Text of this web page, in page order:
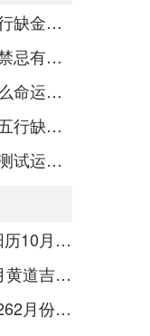
五行缺金的人是不是没有财运 五行缺金的人命运好不好
五行缺火的人需要注意什么 风水禁忌有哪些
五行属什么的命运最好 五行中什么命运势旺盛
五行缺火的人适合从事什么职业 五行缺火的人适合从事的职业有哪些
如何测试自己的运势如何 八字测测试运运程
2026十月份的黄道吉日 2o26年阳历10月份黄道吉日
2026年的4月黄道吉日 2026年4月黄道吉日查询表
2月结婚黄道吉日查询2026年 20262月份的结婚黄道吉日